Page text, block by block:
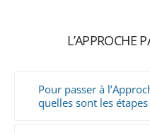
L’APPROCHE
Pour passer à
quelles sont les étapes